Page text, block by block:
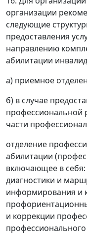
организации
следующие
предоставления
направлению
абилитации
а) приемное
б) в случае
профессиональной
части
отделение
абилитации
включающее в
диагностики и
информирования и
и коррекции